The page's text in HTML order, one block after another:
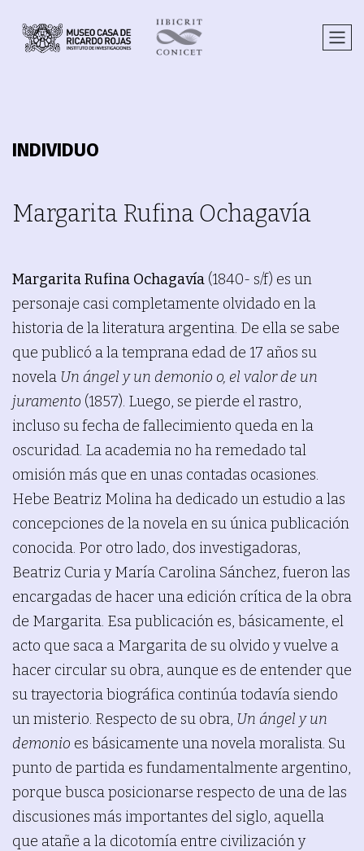
INDIVIDUO
Margarita Rufina Ochagavía
Margarita Rufina Ochagavía (1840- s/f) es un
personaje casi completamente olvidado en la
historia de la literatura argentina. De ella se sabe
que publicó a la temprana edad de 17 años su
novela Un ángel y un demonio o, el valor de un
juramento (1857). Luego, se pierde el rastro,
incluso su fecha de fallecimiento queda en la
oscuridad. La academia no ha remedado tal
omisión más que en unas contadas ocasiones.
Hebe Beatriz Molina ha dedicado un estudio a las
concepciones de la novela en su única publicación
conocida. Por otro lado, dos investigadoras,
Beatriz Curia y María Carolina Sánchez, fueron las
encargadas de hacer una edición crítica de la obra
de Margarita. Esa publicación es, básicamente, el
acto que saca a Margarita de su olvido y vuelve a
hacer circular su obra, aunque es de entender que
su trayectoria biográfica continúa todavía siendo
un misterio. Respecto de su obra, Un ángel y un
demonio es básicamente una novela moralista. Su
punto de partida es fundamentalmente argentino,
porque busca posicionarse respecto de una de las
discusiones más importantes del siglo, aquella
que atañe a la dicotomía entre civilización y